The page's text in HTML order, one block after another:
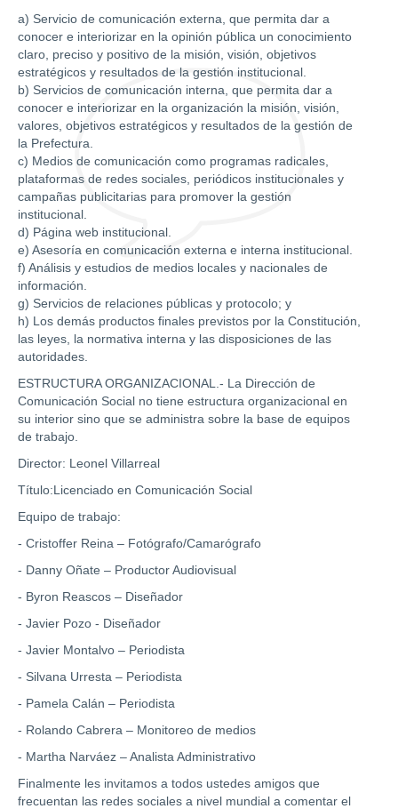
a) Servicio de comunicación externa, que permita dar a
conocer e interiorizar en la opinión pública un conocimiento
claro, preciso y positivo de la misión, visión, objetivos
estratégicos y resultados de la gestión institucional.
b) Servicios de comunicación interna, que permita dar a
conocer e interiorizar en la organización la misión, visión,
valores, objetivos estratégicos y resultados de la gestión de
la Prefectura.
c) Medios de comunicación como programas radicales,
plataformas de redes sociales, periódicos institucionales y
campañas publicitarias para promover la gestión
institucional.
d) Página web institucional.
e) Asesoría en comunicación externa e interna institucional.
f) Análisis y estudios de medios locales y nacionales de
información.
g) Servicios de relaciones públicas y protocolo; y
h) Los demás productos finales previstos por la Constitución,
las leyes, la normativa interna y las disposiciones de las
autoridades.
ESTRUCTURA ORGANIZACIONAL.- La Dirección de
Comunicación Social no tiene estructura organizacional en
su interior sino que se administra sobre la base de equipos
de trabajo.
Director: Leonel Villarreal
Título:Licenciado en Comunicación Social
Equipo de trabajo:
- Cristoffer Reina – Fotógrafo/Camarógrafo
- Danny Oñate – Productor Audiovisual
- Byron Reascos – Diseñador
- Javier Pozo - Diseñador
- Javier Montalvo – Periodista
- Silvana Urresta – Periodista
- Pamela Calán – Periodista
- Rolando Cabrera – Monitoreo de medios
- Martha Narváez – Analista Administrativo
Finalmente les invitamos a todos ustedes amigos que
frecuentan las redes sociales a nivel mundial a comentar el